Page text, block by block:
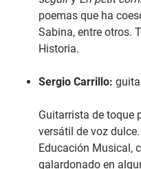
poemas que ha
Sabina, entre otros.
Historia.
Sergio Carrillo:
Guitarrista de toque
versátil de voz
Educación Musical,
galardonado en